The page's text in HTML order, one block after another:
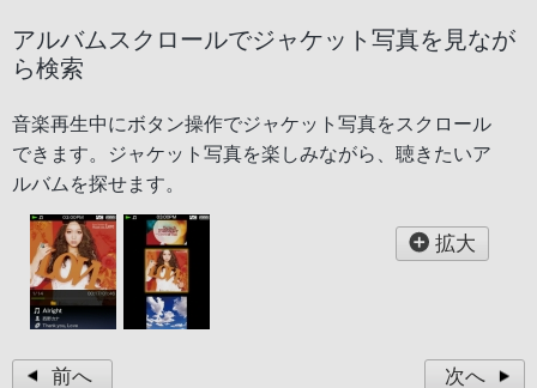
アルバムスクロールでジャケット写真を見なが
ら検索
音楽再生中にボタン操作でジャケット写真をスクロール
できます。ジャケット写真を楽しみながら、聴きたいア
ルバムを探せます。
拡大
前へ 次へ